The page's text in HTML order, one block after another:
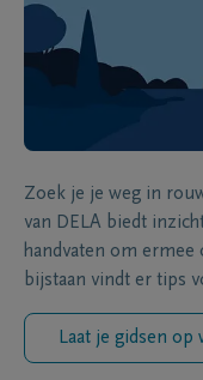
Zoek je je weg in
van DELA biedt
handvaten om ermee
bijstaan vindt er tips
Laat je gidsen op